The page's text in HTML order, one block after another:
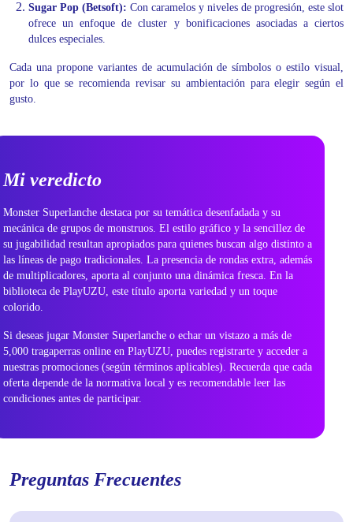
Sugar Pop (Betsoft): Con caramelos y niveles de progresión, este slot
ofrece un enfoque de cluster y bonificaciones asociadas a ciertos
dulces especiales.
Cada una propone variantes de acumulación de símbolos o estilo visual,
por lo que se recomienda revisar su ambientación para elegir según el
gusto.
Mi veredicto
Monster Superlanche destaca por su temática desenfadada y su
mecánica de grupos de monstruos. El estilo gráfico y la sencillez de
su jugabilidad resultan apropiados para quienes buscan algo distinto a
las líneas de pago tradicionales. La presencia de rondas extra, además
de multiplicadores, aporta al conjunto una dinámica fresca. En la
biblioteca de PlayUZU , este título aporta variedad y un toque
colorido.
Si deseas jugar Monster Superlanche o echar un vistazo a más de
5,000 tragaperras online en PlayUZU , puedes registrarte y acceder a
nuestras promociones (según términos aplicables). Recuerda que cada
oferta depende de la normativa local y es recomendable leer las
condiciones antes de participar.
Preguntas Frecuentes